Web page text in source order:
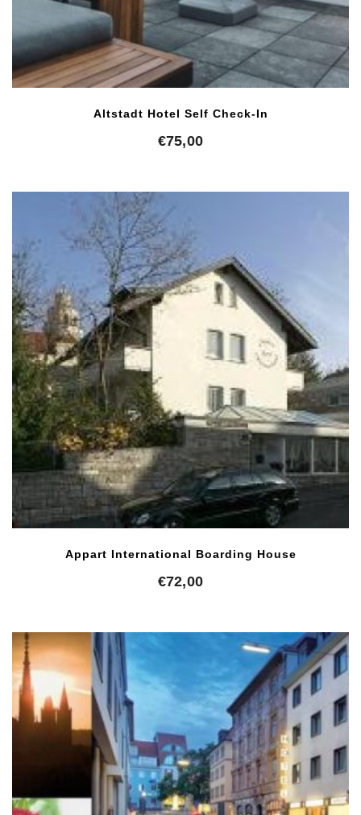
Altstadt Hotel Self Check-In
€75,00
Appart International Boarding House
€72,00